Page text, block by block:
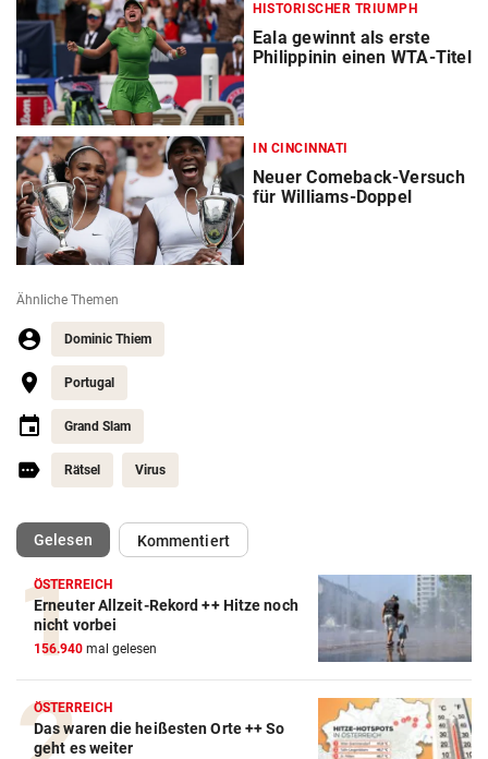
HISTORISCHER TRIUMPH
Eala gewinnt als erste
Philippinin einen WTA-Titel
IN CINCINNATI
Neuer Comeback-Versuch
für Williams-Doppel
Ähnliche Themen
Dominic Thiem
Portugal
Grand Slam
Rätsel Virus
Gelesen(ausgewählt)Kommentiert
ÖSTERREICH
Erneuter Allzeit-Rekord ++ Hitze noch
nicht vorbei
156.940 mal gelesen
ÖSTERREICH
Das waren die heißesten Orte ++ So
geht es weiter
Action-Cam Vergleich
ZUM VERGLEICH
Crosstrainer Vergleich
ZUM VERGLEICH